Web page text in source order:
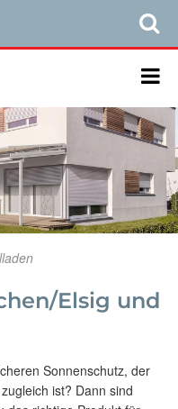
Elsig und
Sonnenschutz, der
ist? Dann sind